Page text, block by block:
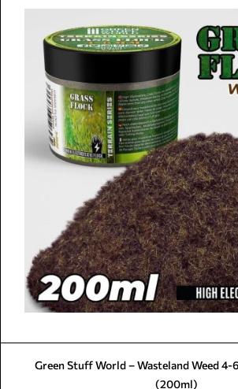
Green Stuff World – Wasteland Weed 4-
(200ml)